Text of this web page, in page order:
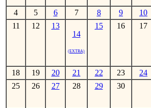
4 5 6 7 8 9
10
11
12
13
14
(EXTRA)
15 16 17
18 19 20 21 22 23
24
25
26 27 28 29 30